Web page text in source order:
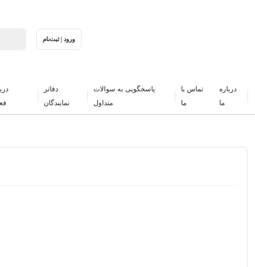
ورود | ثبت‌نام
دفاتر
نمایندگان
پاسخگویی به سوالات
متداول
تماس با
ما
درباره
ما